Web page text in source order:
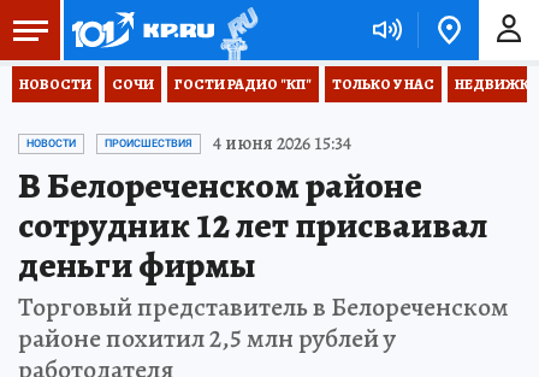
НОВОСТИ СОЧИ ГОСТИ РАДИО "КП" ТОЛЬКО У НАС НЕДВИЖКА
НОВОСТИ ПРОИСШЕСТВИЯ 4 июня 2026 15:34
В Белореченском районе
сотрудник 12 лет присваивал
деньги фирмы
Торговый представитель в Белореченском
районе похитил 2,5 млн рублей у
работодателя